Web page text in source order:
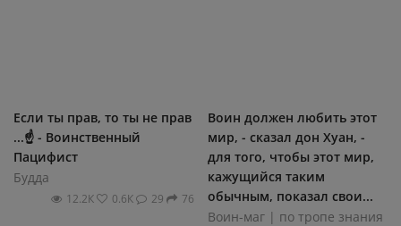
Если ты прав, то ты не прав
...☝ - Воинственный
Пацифист
Будда
12.2К 0.6К 29 76
Воин должен любить этот
мир, - сказал дон Хуан, -
для того, чтобы этот мир,
кажущийся таким
обычным, показал свои...
Воин-маг | по тропе знания